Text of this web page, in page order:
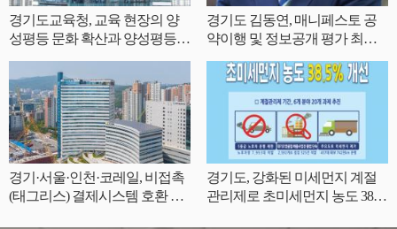
경기도교육청, 교육 현장의 양
성평등 문화 확산과 양성평등
경기도 김동연, 매니페스토 공
약이행 및 정보공개 평가 최우
경기·서울·인천·코레일, 비접촉
(태그리스) 결제시스템 호환 논
경기도, 강화된 미세먼지 계절
관리제로 초미세먼지 농도 38.